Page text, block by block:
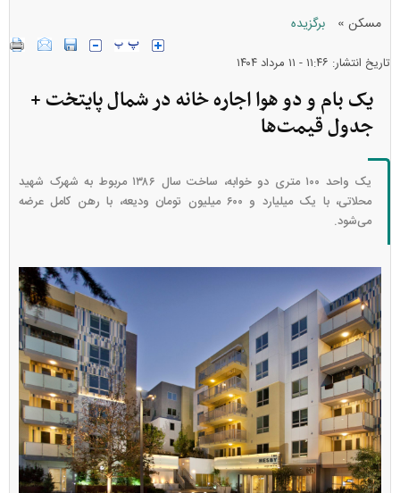
مسکن » برگزیده
تاریخ انتشار: ۱۱:۴۶ - ۱۱ مرداد ۱۴۰۴
یک بام و دو هوا اجاره خانه در شمال پایتخت +
جدول قیمت‌ها
یک واحد ۱۰۰ متری دو خوابه، ساخت سال ۱۳۸۶ مربوط به شهرک شهید
محلاتی، با یک میلیارد و ۶۰۰ میلیون تومان ودیعه، با رهن کامل عرضه
می‌شود.